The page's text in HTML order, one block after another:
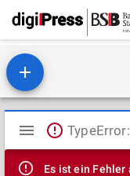
Mirador
Viewer
Es ist ein